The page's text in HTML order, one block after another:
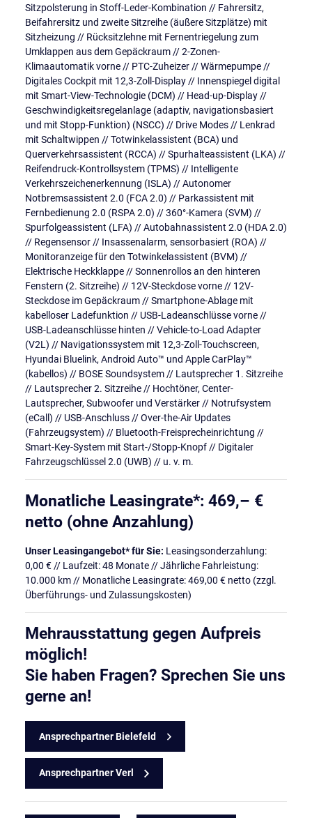
Sitzpolsterung in Stoff-Leder-Kombination // Fahrersitz,
Beifahrersitz und zweite Sitzreihe (äußere Sitzplätze) mit
Sitzheizung // Rücksitzlehne mit Fernentriegelung zum
Umklappen aus dem Gepäckraum // 2-Zonen-
Klimaautomatik vorne // PTC-Zuheizer // Wärmepumpe //
Digitales Cockpit mit 12,3-Zoll-Display // Innenspiegel digital
mit Smart-View-Technologie (DCM) // Head-up-Display //
Geschwindigkeitsregelanlage (adaptiv, navigationsbasiert
und mit Stopp-Funktion) (NSCC) // Drive Modes // Lenkrad
mit Schaltwippen // Totwinkelassistent (BCA) und
Querverkehrsassistent (RCCA) // Spurhalteassistent (LKA) //
Reifendruck-Kontrollsystem (TPMS) // Intelligente
Verkehrszeichenerkennung (ISLA) // Autonomer
Notbremsassistent 2.0 (FCA 2.0) // Parkassistent mit
Fernbedienung 2.0 (RSPA 2.0) // 360°-Kamera (SVM) //
Spurfolgeassistent (LFA) // Autobahnassistent 2.0 (HDA 2.0)
// Regensensor // Insassenalarm, sensorbasiert (ROA) //
Monitoranzeige für den Totwinkelassistent (BVM) //
Elektrische Heckklappe // Sonnenrollos an den hinteren
Fenstern (2. Sitzreihe) // 12V-Steckdose vorne // 12V-
Steckdose im Gepäckraum // Smartphone-Ablage mit
kabelloser Ladefunktion // USB-Ladeanschlüsse vorne //
USB-Ladeanschlüsse hinten // Vehicle-to-Load Adapter
(V2L) // Navigationssystem mit 12,3-Zoll-Touchscreen,
Hyundai Bluelink, Android Auto™ und Apple CarPlay™
(kabellos) // BOSE Soundsystem // Lautsprecher 1. Sitzreihe
// Lautsprecher 2. Sitzreihe // Hochtöner, Center-
Lautsprecher, Subwoofer und Verstärker // Notrufsystem
(eCall) // USB-Anschluss // Over-the-Air Updates
(Fahrzeugsystem) // Bluetooth-Freisprecheinrichtung //
Smart-Key-System mit Start-/Stopp-Knopf // Digitaler
Fahrzeugschlüssel 2.0 (UWB) // u. v. m.
Monatliche Leasingrate*: 469,– €
netto (ohne Anzahlung)
Unser Leasingangebot*für Sie: Leasingsonderzahlung:
0,00 € // Laufzeit: 48 Monate // Jährliche Fahrleistung:
10.000 km // Monatliche Leasingrate: 469,00 € netto (zzgl.
Überführungs- und Zulassungskosten)
Mehrausstattung gegen Aufpreis
möglich!
Sie haben Fragen? Sprechen Sie uns
gerne an!
Ansprechpartner Bielefeld
Ansprechpartner Verl